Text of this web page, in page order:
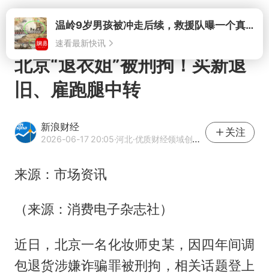
打开
北京“退衣姐”被刑拘！买新退
旧、雇跑腿中转
新浪财经
2026-06-17 20:05·河北·优质财经领域创作者
关注
来源：市场资讯
（来源：消费电子杂志社）
近日，北京一名化妆师史某，因四年间调
包退货涉嫌诈骗罪被刑拘，相关话题登上